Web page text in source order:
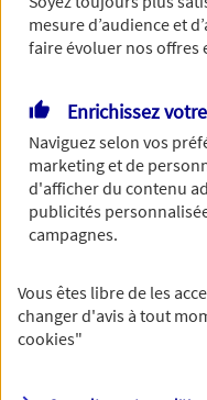
Le numéro de SIRET
Continuer sans numéro
Vous disposez
vous concernant.
d'informations,
mesure d’audience et
faire évoluer nos offres
Enrichissez
Naviguez selon vos
marketing et de
d'afficher du contenu
publicités
campagnes.
Vous êtes libre de les
changer d'avis à tout
cookies"